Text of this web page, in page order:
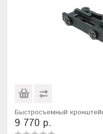
Быстросъемный
9 770 р.